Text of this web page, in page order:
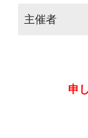
主催者
申